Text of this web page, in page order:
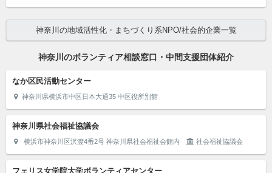
神奈川の地域活性化・まちづくり系NPO/社会的企業一覧
神奈川のボランティア相談窓口・中間支援団体紹介
なか区民活動センター
神奈川県横浜市中区日本大通35 中区役所別館
神奈川県社会福祉協議会
横浜市神奈川区沢渡4番2号 神奈川県社会福祉会館内 社会福祉協議会
フェリス女学院大学ボランティアセンター